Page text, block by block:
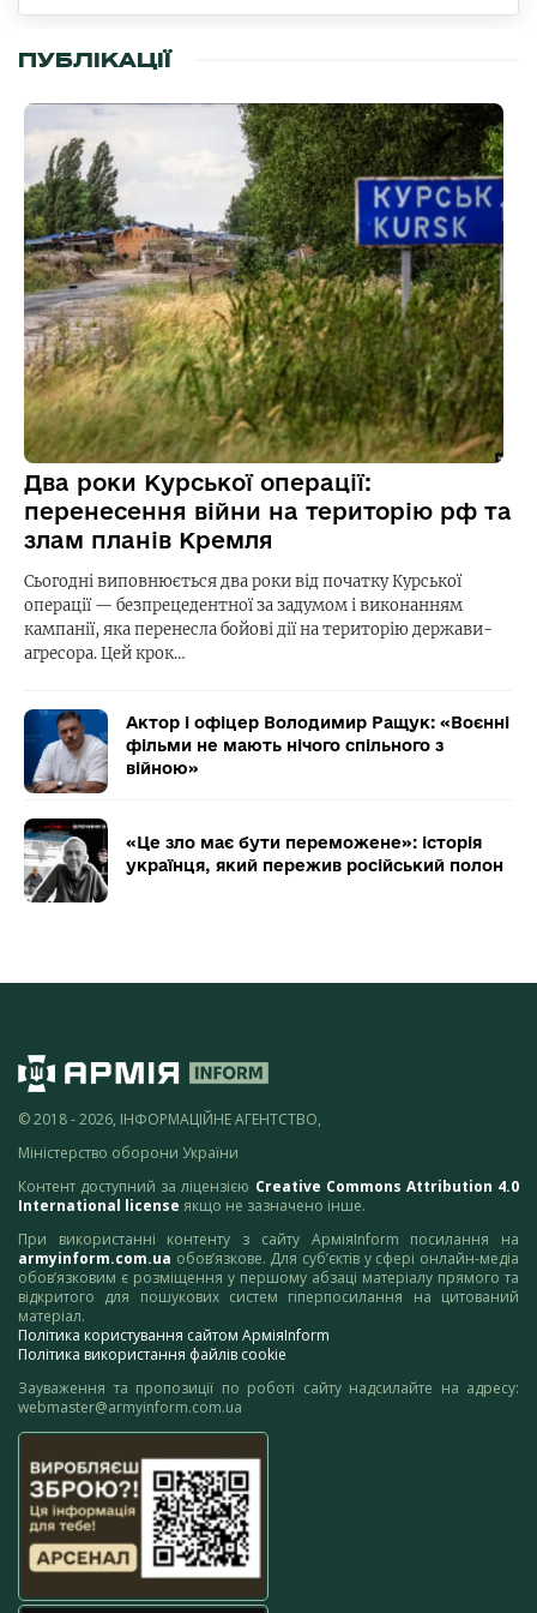
ПУБЛІКАЦІЇ
Два роки Курської операції:
перенесення війни на територію рф та
злам планів Кремля
Сьогодні виповнюється два роки від початку Курської
операції — безпрецедентної за задумом і виконанням
кампанії, яка перенесла бойові дії на територію держави-
агресора. Цей крок…
Актор і офіцер Володимир Ращук: «Воєнні
фільми не мають нічого спільного з
війною»
«Це зло має бути переможене»: історія
українця, який пережив російський полон
© 2018 - 2026, ІНФОРМАЦІЙНЕ АГЕНТСТВО,
Міністерство оборони України
Контент доступний за ліцензією Creative Commons Attribution 4.0
International license якщо не зазначено інше.
При використанні контенту з сайту АрміяInform посилання на
armyinform.com.ua обов’язкове. Для суб’єктів у сфері онлайн-медіа
обов’язковим є розміщення у першому абзаці матеріалу прямого та
відкритого для пошукових систем гіперпосилання на цитований
матеріал.
Політика користування сайтом АрміяInform
Політика використання файлів cookie
Зауваження та пропозиції по роботі сайту надсилайте на адресу:
webmaster@armyinform.com.ua